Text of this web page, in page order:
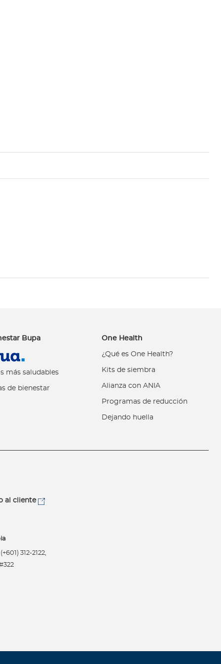
Bupa
más saludables
de bienestar
One Health
¿Qué es One Health?
Kits de siembra
Alianza con ANIA
Programas de reducción
Dejando huella
al cliente
312-2122,